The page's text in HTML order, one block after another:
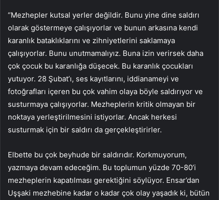
“Mezhepler kutsal yerler değildir. Bunu yine dine saldırı
olarak göstermeye çalışıyorlar ve bunun arkasına kendi
karanlık bataklıklarını ve zihniyetlerini saklamaya
çalışıyorlar. Bunu unutmamalıyız. Buna izin verirsek daha
çok çocuk bu karanlığa düşecek. Bu karanlık çocukları
yutuyor. 28 Şubat’ı, ses kayıtlarını, iddianameyi ve
fotoğrafları içeren bu çok vahim olaya böyle saldırıyor ve
susturmaya çalışıyorlar. Mezheplerin kritik olmayan bir
noktaya yerleştirilmesini istiyorlar. Ancak herkesi
susturmak için bir saldırı da gerçekleştirirler.
Elbette bu çok beyhude bir saldırıdır. Korkmuyorum,
yazmaya devam edeceğim. Bu toplumun yüzde 70-80’i
mezheplerin kapatılması gerektiğini söylüyor. Ensar’dan
Uşşaki mezhebine kadar o kadar çok olay yaşadık ki, bütün